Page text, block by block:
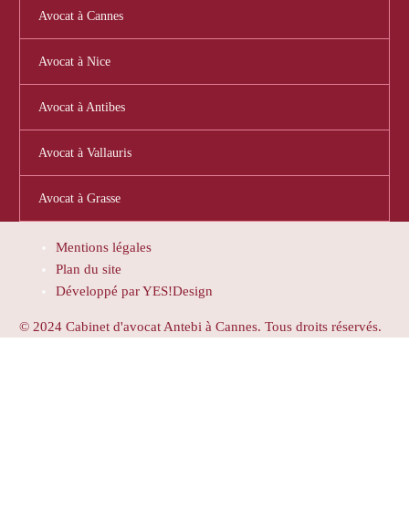
Avocat à Cannes
Avocat à Nice
Avocat à Antibes
Avocat à Vallauris
Avocat à Grasse
Mentions légales
Plan du site
Développé par YES!Design
© 2024 Cabinet d'avocat Antebi à Cannes. Tous droits réservés.